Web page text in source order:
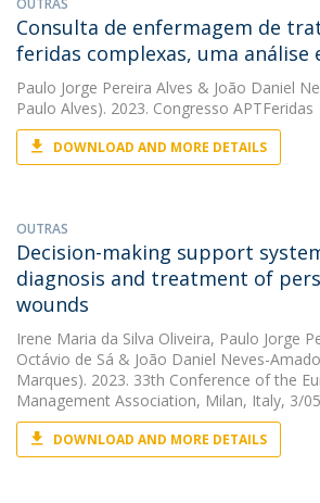
OUTRAS
Consulta de enfermagem de
feridas complexas, uma análise
Paulo Jorge Pereira Alves & João Daniel
Paulo Alves). 2023. Congresso APTFeridas
DOWNLOAD AND MORE DETAILS
OUTRAS
Decision-making support
diagnosis and treatment of
wounds
Irene Maria da Silva Oliveira, Paulo Jorge
Octávio de Sá & João Daniel Neves-Amado
Marques). 2023. 33th Conference of the
Management Association, Milan, Italy, 3/
DOWNLOAD AND MORE DETAILS